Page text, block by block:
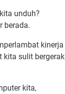
unduh?
berada.
kinerja
kita sulit bergerak
kita,